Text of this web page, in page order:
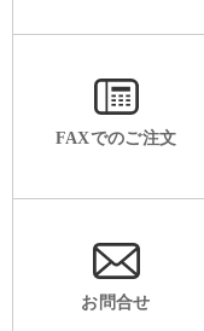
FAXでのご注文
お問合せ